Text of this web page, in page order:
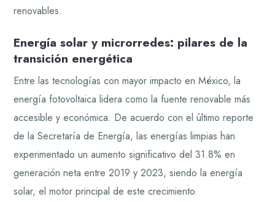
renovables.
Energía solar y microrredes: pilares de la
transición energética
Entre las tecnologías con mayor impacto en México, la
energía fotovoltaica lidera como la fuente renovable más
accesible y económica. De acuerdo con el último reporte
de la Secretaría de Energía, las energías limpias han
experimentado un aumento significativo del 31.8% en
generación neta entre 2019 y 2023, siendo la energía
solar, el motor principal de este crecimiento.